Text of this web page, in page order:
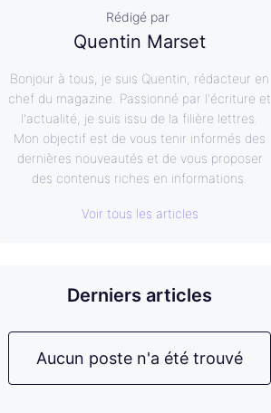
Rédigé par
Quentin Marset
Bonjour à tous, je suis Quentin, rédacteur en
chef du magazine. Passionné par l'écriture et
l'actualité, je suis issu de la filière lettres.
Mon objectif est de vous tenir informés des
dernières nouveautés et de vous proposer
des contenus riches en informations.
Voir tous les articles
Derniers articles
Aucun poste n'a été trouvé